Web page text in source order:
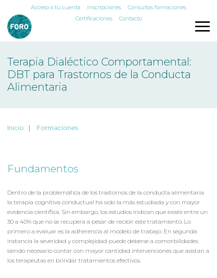
Acceso a tu cuenta Inscripciones
Consultas formaciones
Certificaciones
Contacto
Terapia Dialéctico Comportamental:
DBT para Trastornos de la Conducta
Alimentaria
Inicio Formaciones
Fundamentos
Dentro de la problemática de los trastornos de la conducta alimentaria
la terapia cognitiva conductual ha sido la más estudiada y con mayor
evidencia científica. Sin embargo, los estudios indican que existe entre un
30 a 40% que no se recupera a pesar de recibir este tratamiento. Lo
primero a evaluar es la adherencia al modelo de trabajo. En segunda
instancia la severidad y complejidad puede deberse a comorbilidades
siendo necesario contar con mayor cantidad intervenciones que asistan a
los terapeutas en brindar tratamientos efectivos.